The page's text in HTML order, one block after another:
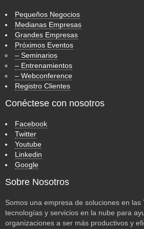
Pequeños Negocios
Medianas Empresas
Grandes Empresas
Próximos Eventos
– Seminarios
– Entrenamientos
– Webconference
Registro Clientes
Conéctese con nosotros
Facebook
Twitter
Youtube
Linkedin
Google
Sobre Nosotros
Somos una empresa de soluciones en
tecnologías y servicios en la nube para
organizaciones a ser más productivos y